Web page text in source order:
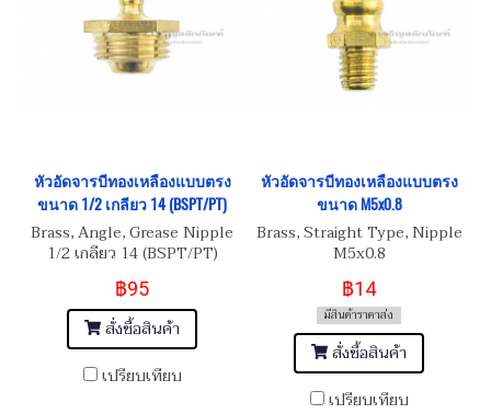
หัวอัดจารบีทองเหลืองแบบตรง
ขนาด 1/2 เกลียว 14 (BSPT/PT)
Brass, Angle, Grease Nipple
1/2 เกลียว 14 (BSPT/PT)
฿95
สั่งซื้อสินค้า
เปรียบเทียบ
หัวอัดจารบีทองเหลืองแบบตรง
ขนาด M5x0.8
Brass, Straight Type, Nipple
M5x0.8
฿14
มีสินค้าราคาส่ง
สั่งซื้อสินค้า
เปรียบเทียบ